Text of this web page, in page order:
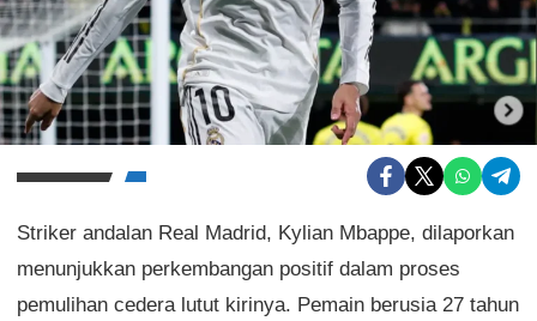
Striker andalan Real Madrid, Kylian Mbappe, dilaporkan
menunjukkan perkembangan positif dalam proses
pemulihan cedera lutut kirinya. Pemain berusia 27 tahun